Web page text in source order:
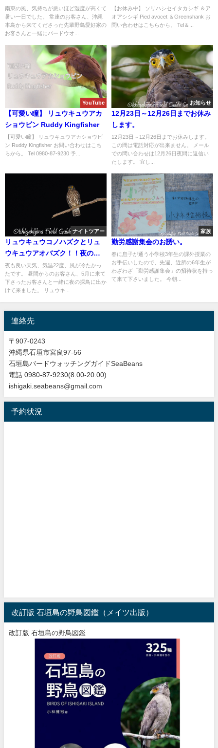
トビなど盛り沢山のバードウオ
ッチング＆野鳥撮影ガイド!!
南東の風、気持ちが悪いほど湿度が高くて
暑い一日でした。 常連のお客さん、沖縄
本島から来てくださった先輩野鳥愛好家の
お客さんと一緒にバードウオ...
avocet ＆Greenshank
【お休み中】 ソリハシセイタカシギ ＆ア
オアシシギ Pied avocet ＆Greenshank お
問い合わせはこちらから。 Tel＆...
YouTube
【可愛い瞳】 リュウキュウアカ
ショウビン Ruddy Kingfisher
【可愛い瞳】 リュウキュウアカショウビ
ン Ruddy Kingfisher お問い合わせはこち
らから。 Tel 0980-87-9230 予...
お知らせ
12月23日～12月26日までお休み
します。
12月23日～12月26日までお休みします。
この間は電話対応が出来ません。 メール
での問い合わせは12月26日夜間に返信い
たします。 宜し...
ナイトツアー
リュウキュウコノハズクとリュ
ウキュウアオバズク！！夜の野
鳥観察と野鳥撮影のナイトツア
ー。
夜も良い天気、気温22度、風が冷たかっ
たです。 昼間からのお客さん、5月に来て
下さったお客さんと一緒に夜の探鳥に出か
けて来ました。 リュウキ...
家族
勤労感謝集会のお誘い。
春に息子が通う小学校3年生の課外授業の
お手伝いしたので、先週、近所の6年生が
わざわざ「勤労感謝集会」の招待状を持っ
て来て下さいました。 今朝...
連絡先
〒907-0243
沖縄県石垣市宮良97-56
石垣島バードウォッチングガイドSeaBeans
電話 0980-87-9230(8:00-20:00)
ishigaki.seabeans@gmail.com
予約状況
改訂版 石垣島の野鳥図鑑（メイツ出版）
改訂版 石垣島の野鳥図鑑